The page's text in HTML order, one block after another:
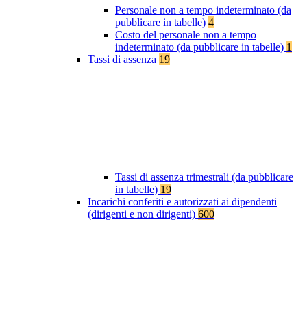
Personale non a tempo indeterminato (da
pubblicare in tabelle) 4
Costo del personale non a tempo
indeterminato (da pubblicare in tabelle) 1
Tassi di assenza 19
Tassi di assenza trimestrali (da pubblicare
in tabelle) 19
Incarichi conferiti e autorizzati ai dipendenti
(dirigenti e non dirigenti) 600